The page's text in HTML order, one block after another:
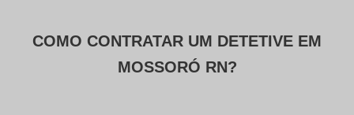
COMO CONTRATAR UM DETETIVE EM
MOSSORÓ RN?